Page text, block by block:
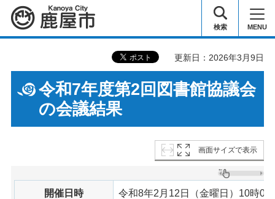
鹿屋市 検索 MENU
更新日：2026年3月9日
令和7年度第2回図書館協議会
の会議結果
画面サイズで表示
開催日時 令和8年2月12日（金曜日）10時00